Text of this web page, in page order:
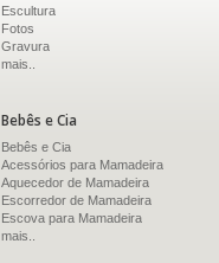
Escultura
Fotos
Gravura
mais..
Bebês e Cia
Bebês e Cia
Acessórios para Mamadeira
Aquecedor de Mamadeira
Escorredor de Mamadeira
Escova para Mamadeira
mais..